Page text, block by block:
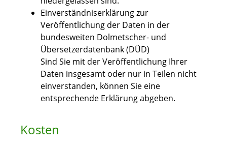
Einverständniserklärung zur
Veröffentlichung der Daten in der
bundesweiten Dolmetscher- und
Übersetzerdatenbank (DÜD)
Sind Sie mit der Veröffentlichung Ihrer
Daten insgesamt oder nur in Teilen nicht
einverstanden, können Sie eine
entsprechende Erklärung abgeben.
Kosten